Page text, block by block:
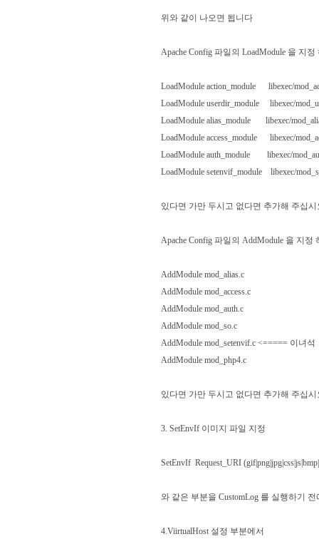
위와 같이 나오면 됩니다
Apache Config 파일의 LoadModule 을 지
LoadModule action_module libexec/
LoadModule userdir_module libexec/
LoadModule alias_module libexec/
LoadModule access_module libexec/
LoadModule auth_module libexec/
LoadModule setenvif_module libexec/
있다면 가만 두시고 없다면 추가해 주십시
Apache Config 파일의 AddModule 을 지
AddModule mod_alias.c
AddModule mod_access.c
AddModule mod_auth.c
AddModule mod_so.c
AddModule mod_setenvif.c <===== 이녀석
AddModule mod_php4.c
있다면 가만 두시고 없다면 추가해 주십시
3. SetEnvIf 이미지 파일 지정
SetEnvIf Request_URI
와 같은 부분을 CustomLog 를 실행하기
4.ViirtualHost 설정 부분에서